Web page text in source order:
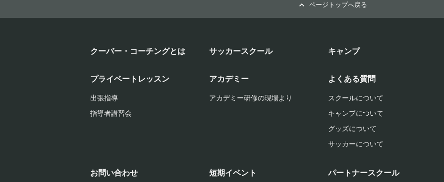
ページトップへ戻る
クーバー・コーチングとは サッカースクール キャンプ
プライベートレッスン
出張指導
指導者講習会
アカデミー
アカデミー研修の現場より
よくある質問
スクールについて
キャンプについて
グッズについて
サッカーについて
お問い合わせ 短期イベント パートナースクール